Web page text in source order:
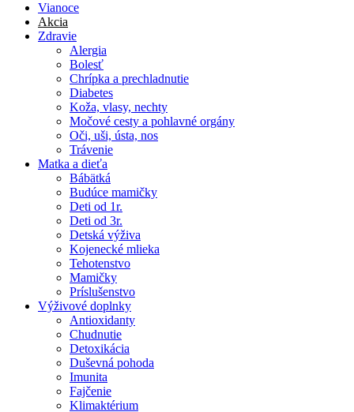
Vianoce
Akcia
Zdravie
Alergia
Bolesť
Chrípka a prechladnutie
Diabetes
Koža, vlasy, nechty
Močové cesty a pohlavné orgány
Oči, uši, ústa, nos
Trávenie
Matka a dieťa
Bábätká
Budúce mamičky
Deti od 1r.
Deti od 3r.
Detská výživa
Kojenecké mlieka
Tehotenstvo
Mamičky
Príslušenstvo
Výživové doplnky
Antioxidanty
Chudnutie
Detoxikácia
Duševná pohoda
Imunita
Fajčenie
Klimaktérium